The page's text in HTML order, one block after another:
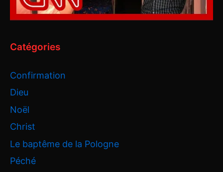
Catégories
Confirmation
Dieu
Noël
Christ
Le baptême de la Pologne
Péché